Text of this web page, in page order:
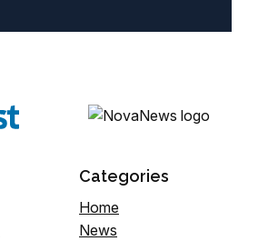
Categories
Home
News